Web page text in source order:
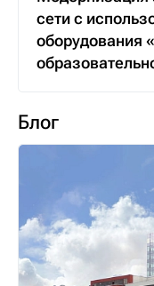
сети с
оборудования
Блог